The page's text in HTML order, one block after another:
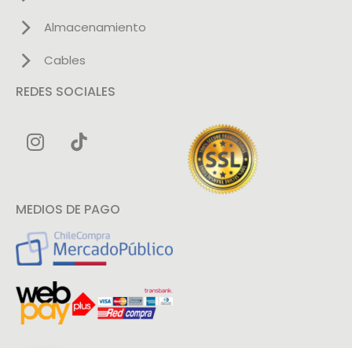
Almacenamiento
Cables
REDES SOCIALES
MEDIOS DE PAGO